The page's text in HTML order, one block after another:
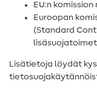
EU:n
Euroopan
(Standard
Lisätietoja löydät